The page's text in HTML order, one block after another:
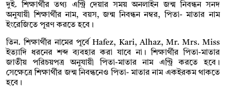
দুই. শিক্ষার্থীর তথ্য এন্ট্রি দেয়ার সময় অনলাইন জন্ম নিবন্ধন সনদ
অনুযায়ী শিক্ষার্থীর নাম, বয়স, জন্ম নিবন্ধন নম্বর, পিতা- মাতার নাম
ইংরেজিতে পূরণ করতে হবে।
তিন. শিক্ষার্থীর নামের পূর্বে Hafez, Kari, Alhaz, Mr. Mrs. Miss
ইত্যাদি ধরনের শব্দ ব্যবহার করা যাবে না। শিক্ষার্থীর পিতা-মাতার
জাতীয় পরিচয়পত্র অনুযায়ী পিতা-মাতার নাম এন্ট্রি করতে হবে।
সেক্ষেত্রে শিক্ষার্থীর জন্ম নিবন্ধনেও পিতা- মাতার নাম একইরকম থাকতে
হবে।